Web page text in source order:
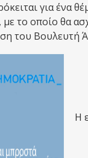
για ένα
το οποίο θα
του Βουλευτή
Η